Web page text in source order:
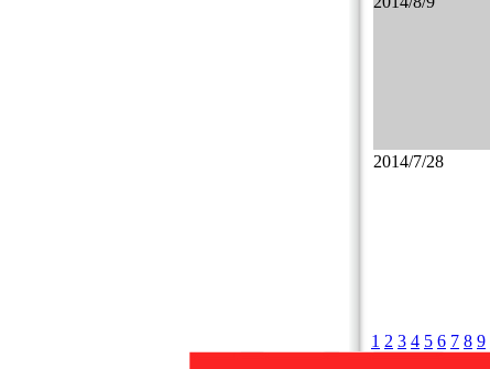
2014/7/28
1 2 3 4 5 6 7 8 9